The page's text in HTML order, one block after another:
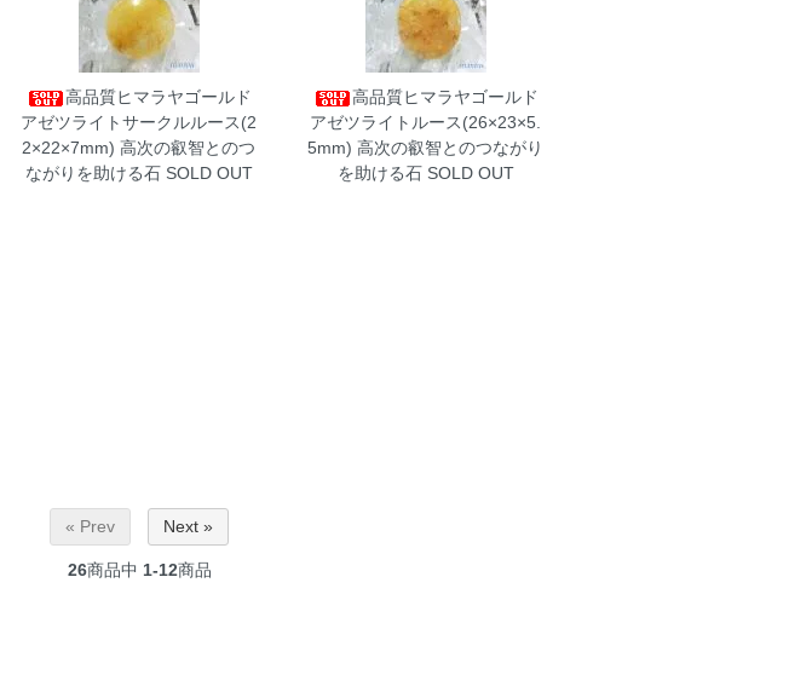
高品質ヒマラヤゴールド
アゼツライトサークルルース(2
2×22×7mm) 高次の叡智とのつ
ながりを助ける石 SOLD OUT
高品質ヒマラヤゴールド
アゼツライトルース(26×23×5.
5mm) 高次の叡智とのつながり
を助ける石 SOLD OUT
« Prev Next »
26商品中 1-12商品